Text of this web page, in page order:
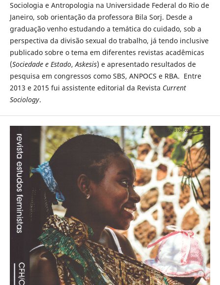
Sociologia e Antropologia na Universidade Federal do Rio de
Janeiro, sob orientação da professora Bila Sorj. Desde a
graduação venho estudando a temática do cuidado, sob a
perspectiva da divisão sexual do trabalho, já tendo inclusive
publicado sobre o tema em diferentes revistas acadêmicas
(Sociedade e Estado,Askesis) e apresentado resultados de
pesquisa em congressos como SBS, ANPOCS e RBA. Entre
2013 e 2015 fui assistente editorial da Revista Current
Sociology.